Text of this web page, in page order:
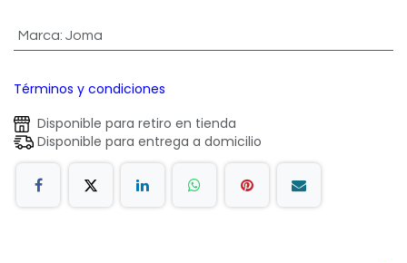
Marca: Joma
Términos y condiciones
Disponible para retiro en tienda
Disponible para entrega a domicilio